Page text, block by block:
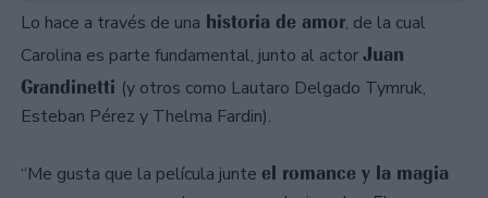
Lo hace a través de una historia de amor, de la cual
Carolina es parte fundamental, junto al actorJuan
Grandinetti (y otros como Lautaro Delgado Tymruk,
Esteban Pérez y Thelma Fardin).
“Me gusta que la película junte el romance y la magia